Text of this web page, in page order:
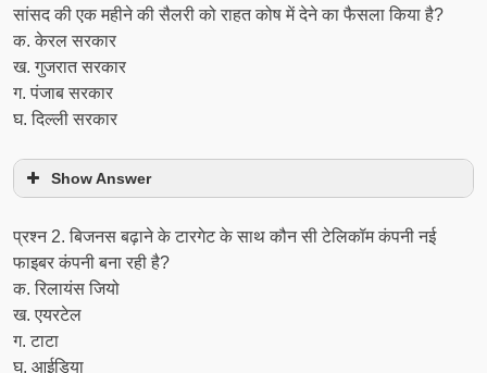
सांसद की एक महीने की सैलरी को राहत कोष में देने का फैसला किया है?
क. केरल सरकार
ख. गुजरात सरकार
ग. पंजाब सरकार
घ. दिल्ली सरकार
Show Answer
प्रश्‍न 2. बिजनस बढ़ाने के टारगेट के साथ कौन सी टेलिकॉम कंपनी नई
फाइबर कंपनी बना रही है?
क. रिलायंस जियो
ख. एयरटेल
ग. टाटा
घ. आईडिया